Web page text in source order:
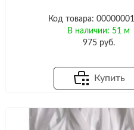
Код товара:
В наличии: 51 м
975 руб.
Купить